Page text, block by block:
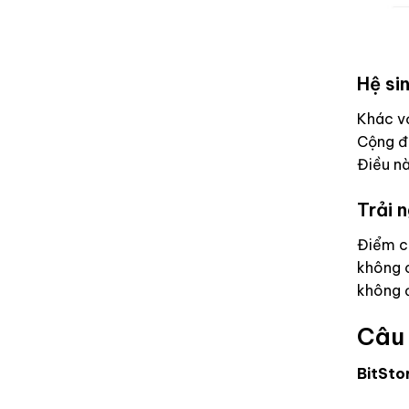
Hệ
Khác
Cộng
Điều
Trải
Điểm
không
không